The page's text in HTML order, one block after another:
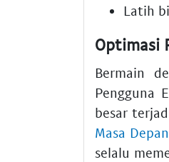
Latih
Optimasi
Bermain
Pengguna
besar
Masa
selalu